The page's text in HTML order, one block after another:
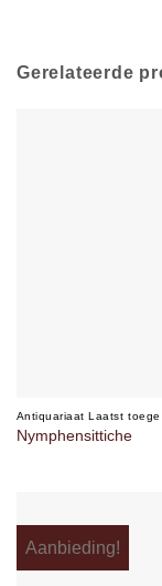
Gerelateerde
Nymphensittiche
Aanbieding!